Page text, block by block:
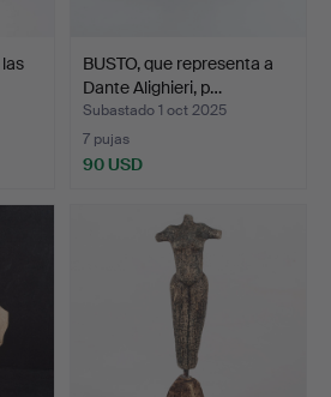
BUSTO, que representa a
Dante Alighieri, p…
Subastado 1 oct 2025
7 pujas
90 USD